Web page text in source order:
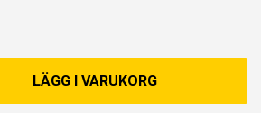
LÄGG I VARUKORG